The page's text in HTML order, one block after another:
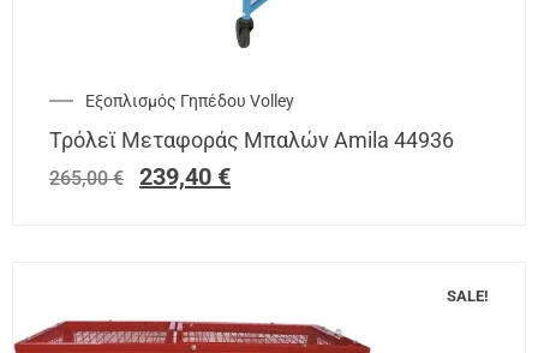
Εξοπλισμός Γηπέδου Volley
Τρόλεϊ Μεταφοράς Μπαλών Amila 44936
265,00€ 239,40 €
SALE!